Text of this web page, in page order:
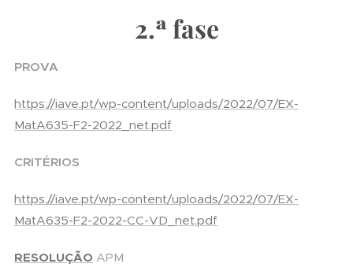
2.ª fase
PROVA
https://iave.pt/wp-content/uploads/2022/07/EX-
MatA635-F2-2022_net.pdf
CRITÉRIOS
https://iave.pt/wp-content/uploads/2022/07/EX-
MatA635-F2-2022-CC-VD_net.pdf
RESOLUÇÃO APM